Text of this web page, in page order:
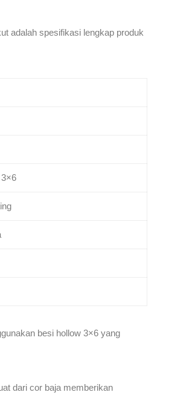
adalah spesifikasi lengkap produk
besi hollow 3×6 yang
dari cor baja memberikan